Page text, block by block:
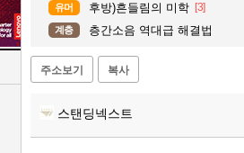
유머 후방)흔들림의 미학 [3]
계층 층간소음 역대급 해결법
주소보기 복사
스탠딩넥스트